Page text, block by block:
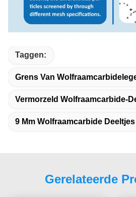
Taggen:
Grens Van
Vermorzeld Wolfraamcarbide-
9 Mm Wolfraamcarbide Deeltjes
Gerelateerde